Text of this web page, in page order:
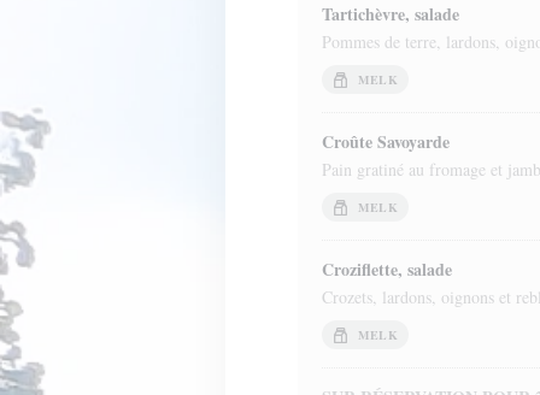
Tartichèvre, salade
Pommes de terre, lardons,
MELK
Croûte Savoyarde
Pain gratiné au fromage et
MELK
Croziflette, salade
Crozets, lardons, oignons et
MELK